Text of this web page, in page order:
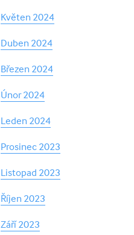
Květen 2024
Duben 2024
Březen 2024
Únor 2024
Leden 2024
Prosinec 2023
Listopad 2023
Říjen 2023
Září 2023